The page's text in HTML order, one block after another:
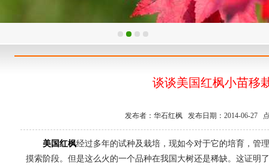
谈谈美国红枫小苗移
发布者：华石红枫 发布日期：2014-06-27
美国红枫经过多年的试种及栽培，现如今对于它的培育，管
摸索阶段。但是这么火的一个品种在我国大树还是稀缺。这证明